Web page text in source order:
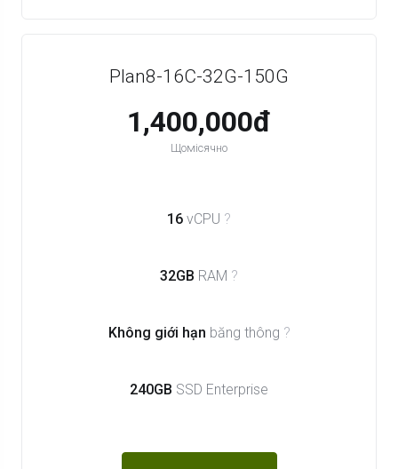
Plan8-16C-32G-150G
1,400,000đ
Щомісячно
16 vCPU ?
32GB RAM ?
Không giới hạn băng thông ?
240GB SSD Enterprise